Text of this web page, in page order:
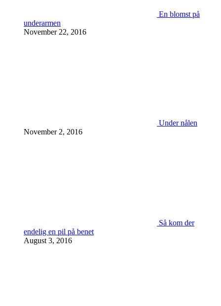
En blomst på
underarmen
November 22, 2016
Under nålen
November 2, 2016
Så kom der
endelig en pil på benet
August 3, 2016